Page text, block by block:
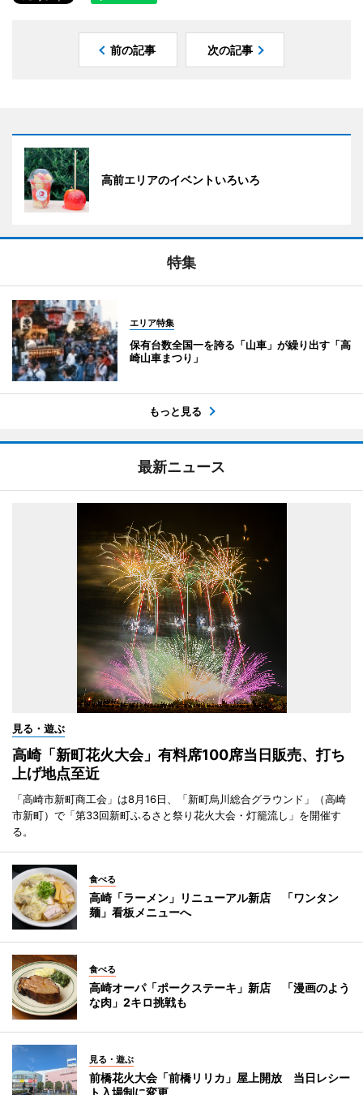
前の記事 次の記事
高前エリアのイベントいろいろ
特集
エリア特集
保有台数全国一を誇る「山車」が繰り出す「高
崎山車まつり」
もっと見る
最新ニュース
見る・遊ぶ
高崎「新町花火大会」有料席100席当日販売、打ち
上げ地点至近
「高崎市新町商工会」は8月16日、「新町烏川総合グラウンド」（高崎
市新町）で「第33回新町ふるさと祭り花火大会・灯籠流し」を開催す
る。
食べる
高崎「ラーメン」リニューアル新店 「ワンタン
麺」看板メニューへ
食べる
高崎オーパ「ポークステーキ」新店 「漫画のよう
な肉」2キロ挑戦も
見る・遊ぶ
前橋花火大会「前橋リリカ」屋上開放 当日レシー
ト入場制に変更